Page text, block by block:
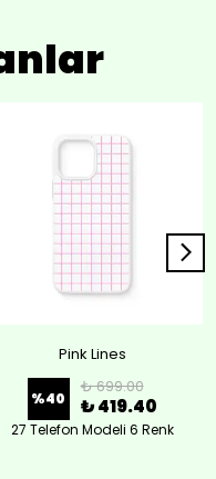
Pink Lines
%40
₺ 699.00
₺ 419.40
27 Telefon Modeli 6 Renk